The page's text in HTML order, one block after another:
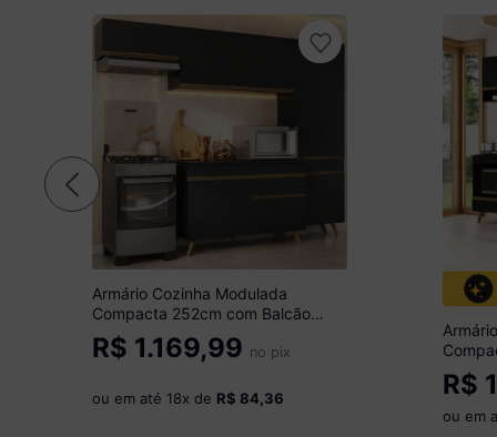
Armário Cozinha Modulada
Compacta 252cm com Balcão
Veneza Multimóveis MP3761
Preto/Dourado
R$ 1.169,99 no pix
ou em até 18x de R$ 84,36
para
R$
ou em